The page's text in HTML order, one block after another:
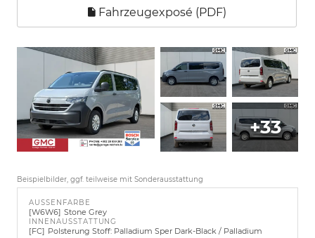
Fahrzeugexposé (PDF)
+33
Beispielbilder, ggf. teilweise mit Sonderausstattung
AUSSENFARBE
W6W6 Stone Grey
INNENAUSSTATTUNG
FC
Polsterung Stoff: Palladium Sper Dark-Black / Palladium